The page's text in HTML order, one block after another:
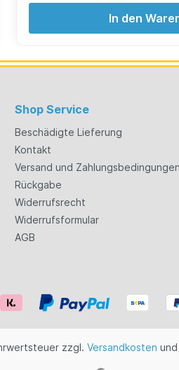
Entworfen von berühmten
Kokainblättern verfeinern
Papaya, peruanische Physalis
In den
Shop Service
Beschädigte Lieferung
Kontakt
Versand und Zahlungsbedingungen
Rückgabe
Widerrufsrecht
Widerrufsformular
AGB
zzgl. Versandkosten